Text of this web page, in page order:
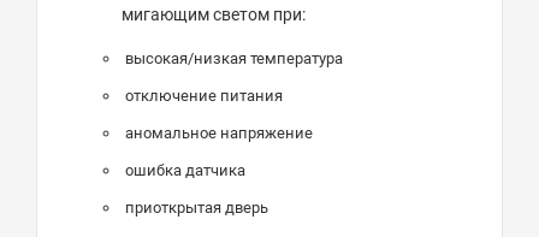
мигающим светом при:
высокая/низкая температура
отключение питания
аномальное напряжение
ошибка датчика
приоткрытая дверь